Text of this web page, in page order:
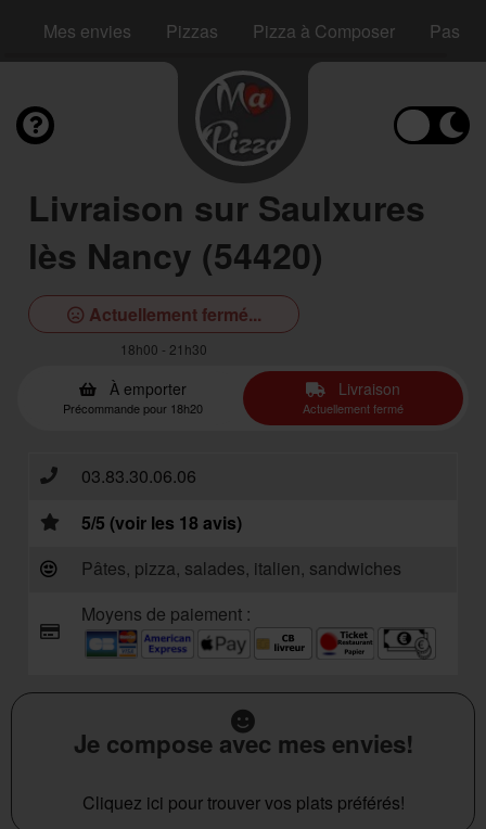
Mes envies Pizzas Pizza à Composer Pastas
Livraison sur Saulxures
lès Nancy (54420)
Actuellement fermé...
18h00 - 21h30
À emporter
Précommande pour 18h20
Livraison
Actuellement fermé
03.83.30.06.06
5/5 (voir les 18 avis)
Pâtes, pizza, salades, italien, sandwiches
Moyens de paiement :
Je compose avec mes envies!
Cliquez ici pour trouver vos plats préférés!